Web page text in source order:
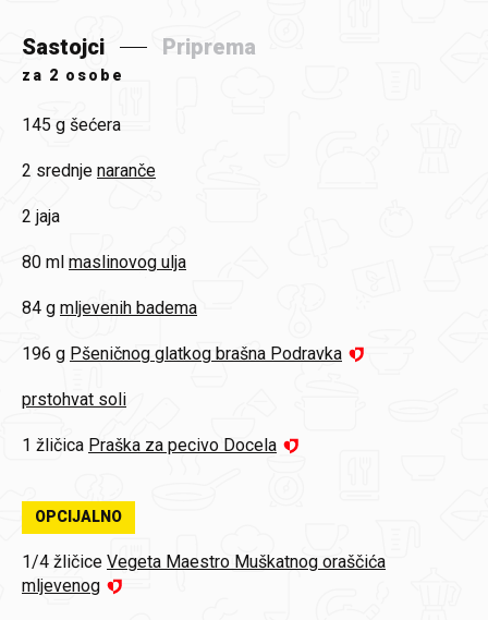
Sastojci Priprema
za 2 osobe
145 g šećera
2 srednje naranče
2 jaja
80 ml maslinovog ulja
84 g mljevenih badema
196 g Pšeničnog glatkog brašna Podravka
prstohvat soli
1 žličica Praška za pecivo Docela
OPCIJALNO
1/4 žličice Vegeta Maestro Muškatnog oraščića
mljevenog